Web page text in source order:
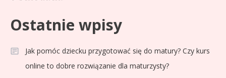
Ostatnie wpisy
Jak pomóc dziecku przygotować się do matury? Czy kurs
online to dobre rozwiązanie dla maturzysty?